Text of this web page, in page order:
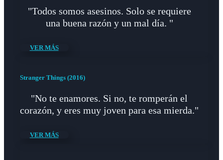
"Todos somos asesinos. Solo se requiere
una buena razón y un mal día. "
VER MÁS
Stranger Things (2016)
"No te enamores. Si no, te romperán el
corazón, y eres muy joven para esa mierda."
VER MÁS